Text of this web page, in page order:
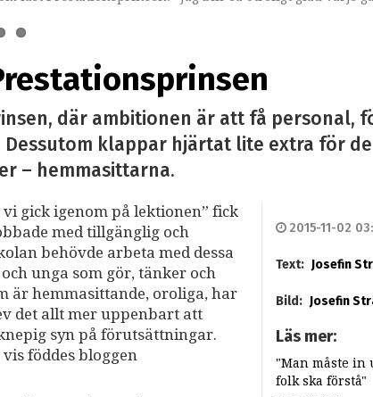
och behovet av förutsägbarhet.
där ambitionen är att få personal,
klappar hjärtat lite extra för
– hemmasittarna.
gick igenom på lektionen” fick
med tillgänglig och
behövde arbeta med dessa
unga som gör, tänker och
är hemmasittande, oroliga, har
det allt mer uppenbart att
syn på förutsättningar.
föddes bloggen
2015-11-02
Text: Josefin
Bild: Josefin
Läs mer:
"Man måste in
folk ska förstå"